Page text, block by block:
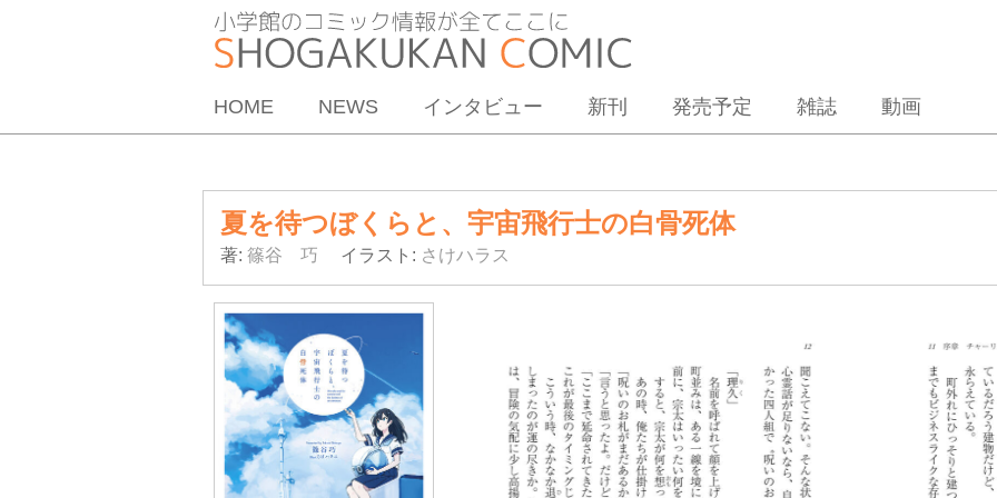
HOME NEWS インタビュー 新刊 発売予定 雑誌 動画
夏を待つぼくらと、宇宙飛行士の白骨死体
著: 篠谷 巧 イラスト: さけハラス